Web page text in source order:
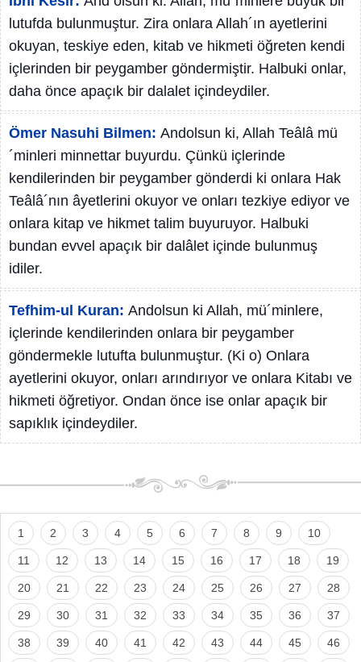
lutufda bulunmuştur. Zira onlara Allah´ın ayetlerini
okuyan, teskiye eden, kitab ve hikmeti öğreten kendi
içlerinden bir peygamber göndermiştir. Halbuki onlar,
daha önce apaçık bir dalalet içindeydiler.
Ömer Nasuhi Bilmen: Andolsun ki, Allah Teâlâ mü
´minleri minnettar buyurdu. Çünkü içlerinde
kendilerinden bir peygamber gönderdi ki onlara Hak
Teâlâ´nın âyetlerini okuyor ve onları tezkiye ediyor ve
onlara kitap ve hikmet talim buyuruyor. Halbuki
bundan evvel apaçık bir dalâlet içinde bulunmuş
idiler.
Tefhim-ul Kuran: Andolsun ki Allah, mü´minlere,
içlerinde kendilerinden onlara bir peygamber
göndermekle lutufta bulunmuştur. (Ki o) Onlara
ayetlerini okuyor, onları arındırıyor ve onlara Kitabı ve
hikmeti öğretiyor. Ondan önce ise onlar apaçık bir
sapıklık içindeydiler.
1 2 3 4 5 6 7 8 9 10
11 12 13 14 15 16 17 18 19
20 21 22 23 24 25 26 27 28
29 30 31 32 33 34 35 36 37
38 39 40 41 42 43 44 45 46